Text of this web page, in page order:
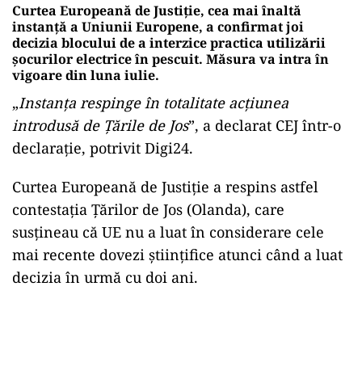
Curtea Europeană de Justiţie, cea mai înaltă
instanţă a Uniunii Europene, a confirmat joi
decizia blocului de a interzice practica utilizării
şocurilor electrice în pescuit. Măsura va intra în
vigoare din luna iulie.
„Instanţa respinge în totalitate acţiunea
introdusă de Ţările de Jos”, a declarat CEJ într-o
declaraţie, potrivit Digi24.
Curtea Europeană de Justiţie a respins astfel
contestaţia Ţărilor de Jos (Olanda), care
susţineau că UE nu a luat în considerare cele
mai recente dovezi ştiinţifice atunci când a luat
decizia în urmă cu doi ani.